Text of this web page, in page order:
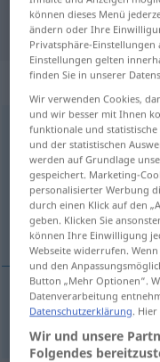
Übersetzung
zerbrechen
Übersicht aller
(Für mehr Details die
счупвам [~я]
счупвам[~я]
können dieses Menü
ändern oder Ihre
Privatsphäre-Einstellungen
Einstellungen gelten
finden Sie in unserer
Wir verwenden Cookies,
und wir besser mit Ihnen
funktionale und
und der statistischen
werden auf Grundlage
gespeichert. Marketing-
personalisierter Werbung
durch einen Klick auf den
geben. Klicken Sie
können Ihre Einwilligung
Webseite widerrufen.
und den
Button „Mehr Optionen“.
Datenverarbeitung
Datenschutzerklärung.
Wir und unsere
Folgendes